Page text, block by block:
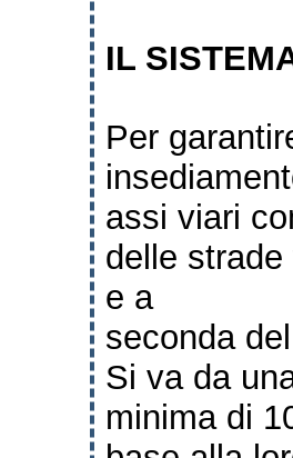
IL
Per
assi viari
delle
e a
seconda
Si va da
minima di